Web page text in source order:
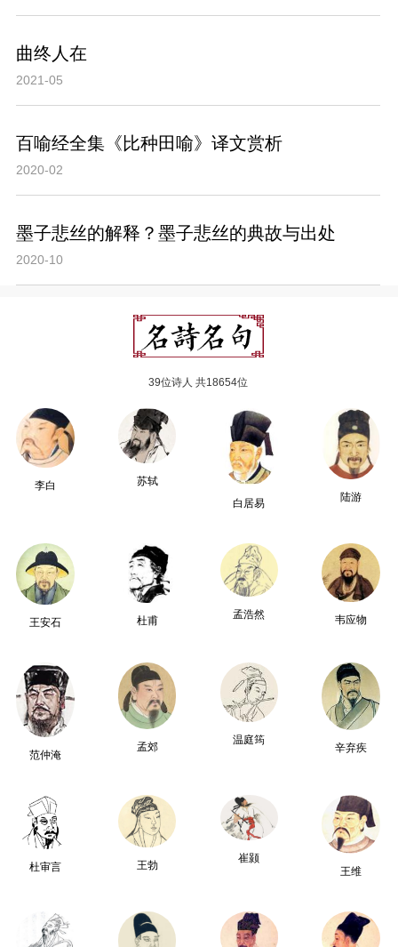
曲终人在
2021-05
百喻经全集《比种田喻》译文赏析
2020-02
墨子悲丝的解释？墨子悲丝的典故与出处
2020-10
39位诗人 共18654位
李白
苏轼
白居易
陆游
王安石 杜甫
孟浩然 韦应物
范仲淹
孟郊
温庭筠
辛弃疾
杜审言 王勃
崔颢
王维